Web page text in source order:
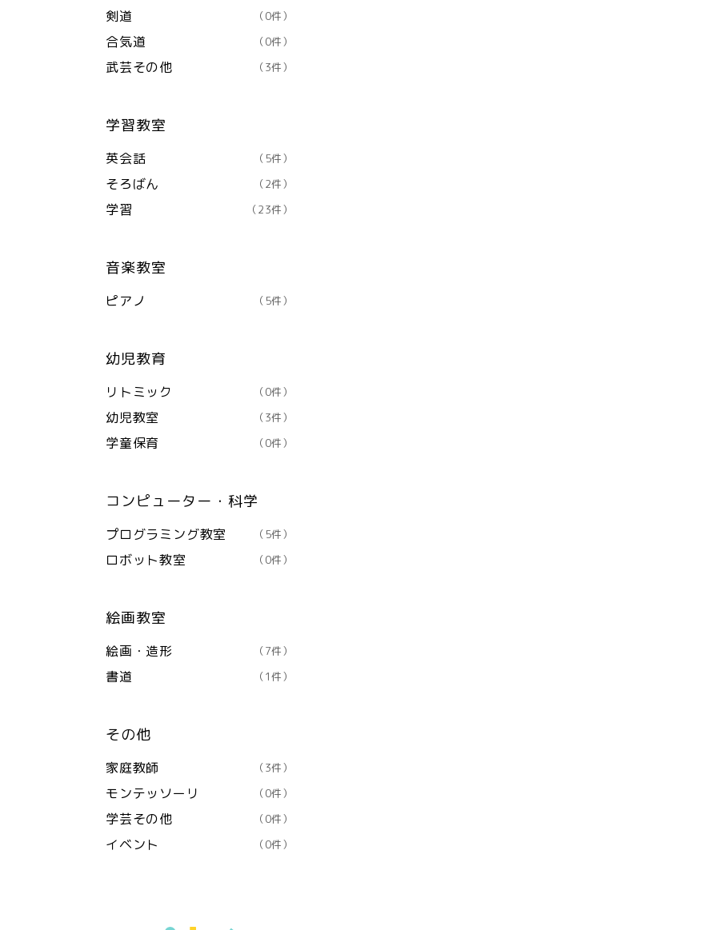
剣道 （0件）
合気道 （0件）
武芸その他 （3件）
学習教室
英会話 （5件）
そろばん （2件）
学習 （23件）
音楽教室
ピアノ （5件）
幼児教育
リトミック （0件）
幼児教室 （3件）
学童保育 （0件）
コンピューター・科学
プログラミング教室 （5件）
ロボット教室 （0件）
絵画教室
絵画・造形 （7件）
書道 （1件）
その他
家庭教師 （3件）
モンテッソーリ （0件）
学芸その他 （0件）
イベント （0件）